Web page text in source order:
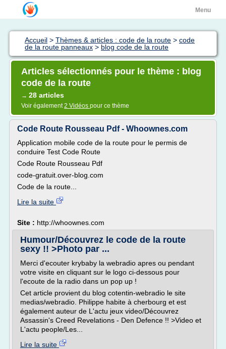
Menu
Accueil > Thèmes & articles : code de la route > code
de la route panneaux > blog code de la route
Articles sélectionnés pour le thème : blog
code de la route
→ 28 articles
Voir également2 Vidéos pour ce thème
Code Route Rousseau Pdf - Whoownes.com
Application mobile code de la route pour le permis de
conduire Test Code Route
Code Route Rousseau Pdf
code-gratuit.over-blog.com
Code de la route...
Lire la suite
Site : http://whoownes.com
Humour/Découvrez le code de la route
sexy !! >Photo par ...
Merci d'ecouter krybaby la webradio apres ou pendant
votre visite en cliquant sur le logo ci-dessous pour
l'ecoute de la radio dans un pop up !
Cet article provient du blog cotentin-webradio le site
medias/webradio. Philippe habite à cherbourg et est
également auteur de L'actu jeux video/Découvrez
Assassin's Creed Revelations - Den Defence !! >Video et
L'actu people/Les...
Lire la suite